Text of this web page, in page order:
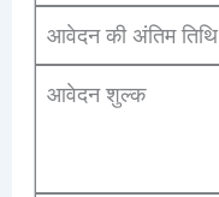
आवेदन की अंतिम तिथि
आवेदन शुल्क